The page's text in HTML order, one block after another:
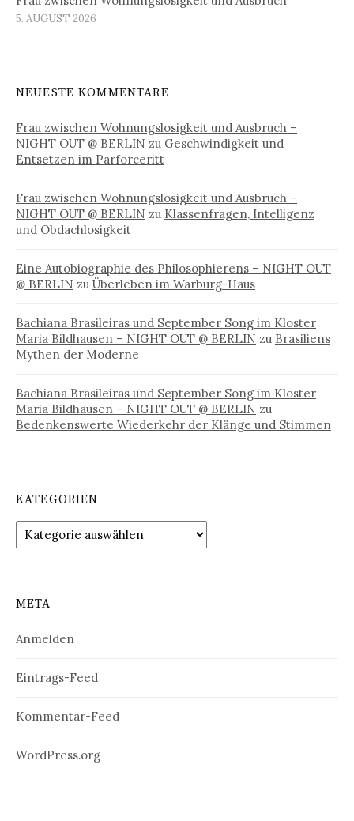
5. AUGUST 2026
NEUESTE KOMMENTARE
Frau zwischen Wohnungslosigkeit und Ausbruch –
NIGHT OUT @ BERLIN zu Geschwindigkeit und
Entsetzen im Parforceritt
Frau zwischen Wohnungslosigkeit und Ausbruch –
NIGHT OUT @ BERLIN zu Klassenfragen, Intelligenz
und Obdachlosigkeit
Eine Autobiographie des Philosophierens – NIGHT OUT
@ BERLIN zu Überleben im Warburg-Haus
Bachiana Brasileiras und September Song im Kloster
Maria Bildhausen – NIGHT OUT @ BERLIN zu Brasiliens
Mythen der Moderne
Bachiana Brasileiras und September Song im Kloster
Maria Bildhausen – NIGHT OUT @ BERLIN zu
Bedenkenswerte Wiederkehr der Klänge und Stimmen
KATEGORIEN
Kategorien
META
Anmelden
Eintrags-Feed
Kommentar-Feed
WordPress.org